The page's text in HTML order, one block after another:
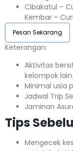
Cibakatul –
Kembar –
Pesan Sekarang
Keterangan:⁣⁣
Aktivitas
kelompok lain.
Minimal usia
Jadwal Trip
Jaminan
Tips
Mengecek